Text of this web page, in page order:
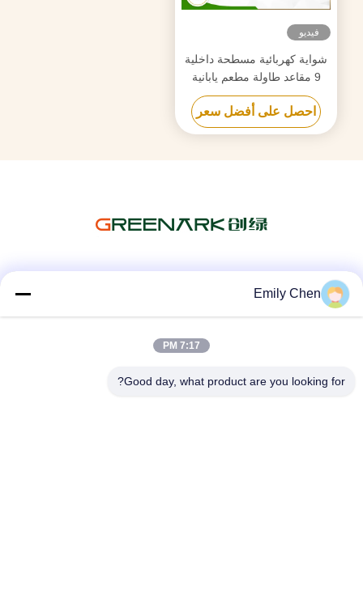
فيديو
شواية كهربائية مسطحة داخلية
9 مقاعد طاولة مطعم يابانية
شهادة CE ISO9001
احصل على أفضل سعر
Emily Chen
7:17 PM
Good day, what product are you looking for?